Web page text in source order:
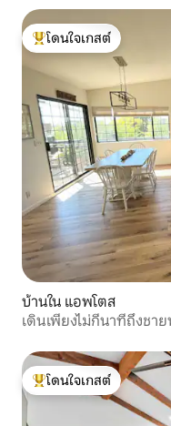
โดนใจเกสต์ที่สุด
โดนใจเกสต์
บ้านใน แอพโตส
เดินเพียงไม่กี่นาทีถึงช
โดนใจเกสต์ที่สุด
โดนใจเกสต์